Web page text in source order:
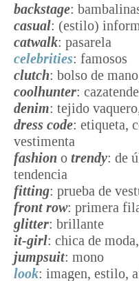
backstage:
casual: (estilo)
catwalk: pasarela
celebrities: famosos
clutch: bolso de
coolhunter:
denim: tejido
dress code: etiqueta,
vestimenta
fashion o trendy: de
tendencia
fitting: prueba de
front row: primera
glitter: brillante
it-girl: chica de
jumpsuit: mono
look: imagen, estilo,